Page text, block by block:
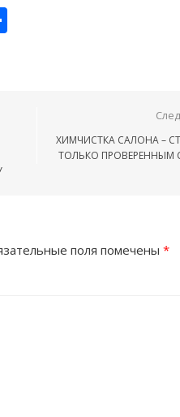
ХИМЧИСТКА САЛОНА –
ТОЛЬКО ПРОВЕРЕННЫМ
поля помечены *